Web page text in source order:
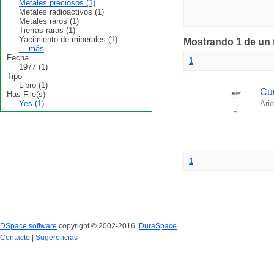
Mostrando 1 de
1
1
Metales preciosos (1)
Metales radioactivos (1)
Metales raros (1)
Tierras raras (1)
Yacimiento de minerales (1)
... más
Fecha
1977 (1)
Tipo
Libro (1)
Has File(s)
Yes (1)
DSpace software copyright © 2002-2016
DuraSpace
Contacto
Sugerencias